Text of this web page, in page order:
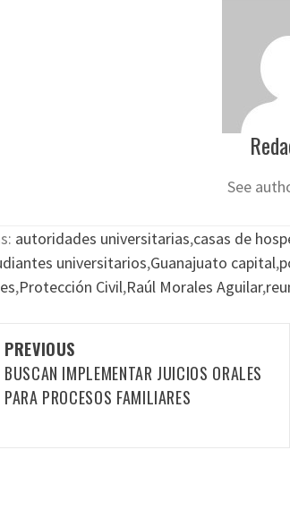
See
autoridades universitarias,casas de
universitarios,Guanajuato capital,
,Protección Civil,Raúl Morales Aguilar,
PREVIOUS
BUSCAN IMPLEMENTAR JUICIOS ORALES
PARA PROCESOS FAMILIARES